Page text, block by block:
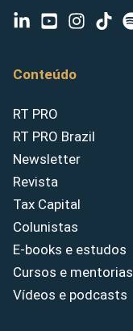
Conteúdo
RT PRO
RT PRO Brazil
Newsletter
Revista
Tax Capital
Colunistas
E-books e estudos
Cursos e mentorias
Vídeos e podcasts